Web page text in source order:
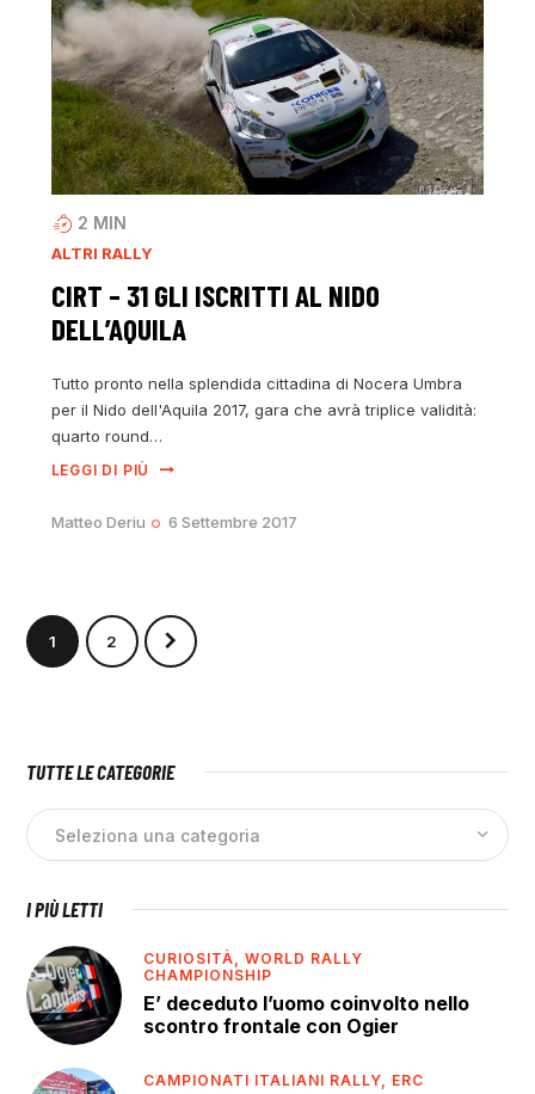
2 MIN
ALTRI RALLY
CIRT – 31 GLI ISCRITTI AL NIDO
DELL’AQUILA
Tutto pronto nella splendida cittadina di Nocera Umbra
per il Nido dell'Aquila 2017, gara che avrà triplice validità:
quarto round…
LEGGI DI PIÙ
Matteo Deriu 6 Settembre 2017
1 2
>
TUTTE LE CATEGORIE
I PIÙ LETTI
CURIOSITÀ,WORLD RALLY
CHAMPIONSHIP
E’ deceduto l’uomo coinvolto nello
scontro frontale con Ogier
CAMPIONATI ITALIANI RALLY, ERC